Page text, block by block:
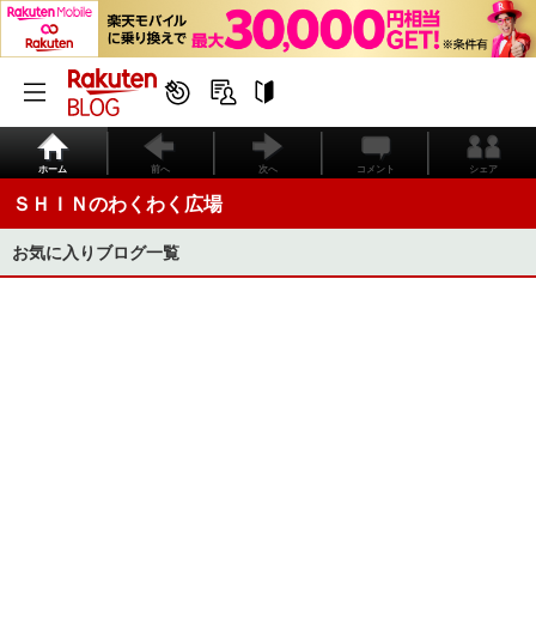
ホーム 前へ 次へ コメント シェア
ＳＨＩＮのわくわく広場
お気に入りブログ一覧